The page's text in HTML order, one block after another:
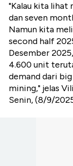
"Kalau kita lihat
dan seven
Namun kita
second half
Desember
4.600 unit
demand dari
mining," jelas
Senin, (8/9/